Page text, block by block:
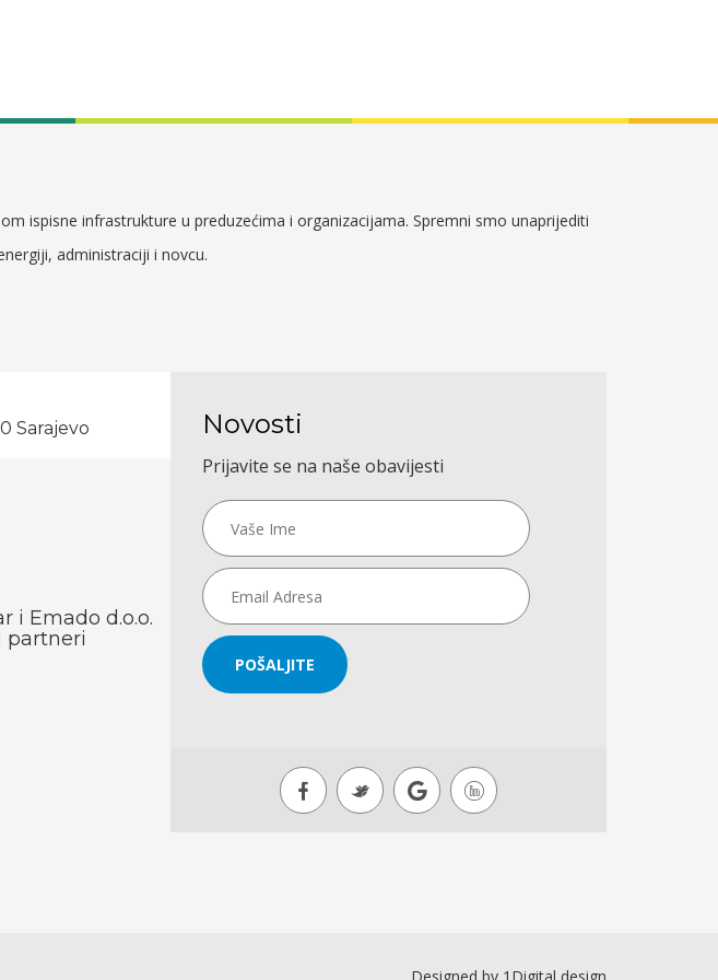
ispisne infrastrukture u preduzećima i organizacijama. Spremni smo unaprijediti
administraciji i novcu.
Sarajevo
i Emado d.o.o.
partneri
Novosti
Prijavite se na naše obavijesti
POŠALJITE